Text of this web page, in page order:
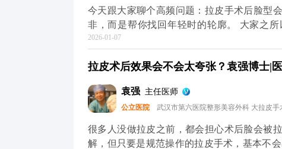
MCR复合提升术的问题，可以去官方媒体平
解。充细节，这样才能让年轻状态维持得更久
今天跟大家聊个高频问题：拉皮手术后脸型
非，而是帮你找回年轻时的轮廓。 大家之
长，面部软组织会慢慢下移——比如苹果肌往
就像我做拉皮时，会通过精准剥离后把这些深
部不对称，我们会在复位时做微调，但核心
年轻轮廓”，不是“重塑脸型”，目的是让你找
问题，可以去官方媒体平台（公众号、百家号
2026-01-07
拉皮术后效果会不会太夸张？袁强博士|
袁强 主任医师
公立医院 武汉市第六医院整形美容外科 大拉皮手
很多人没做拉皮之前，都会担心术后脸会被
解，但只要是规范操作的拉皮手术，基本不